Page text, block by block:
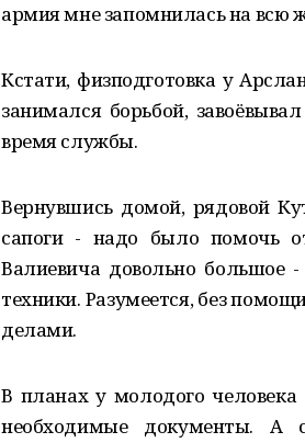
армия мне запомнилась на всю
Кстати, физподготовка у
занимался борьбой,
время службы.
Вернувшись домой, рядовой
сапоги - надо было помочь
Валиевича довольно большое
техники. Разумеется, без
делами.
В планах у молодого
необходимые документы. А